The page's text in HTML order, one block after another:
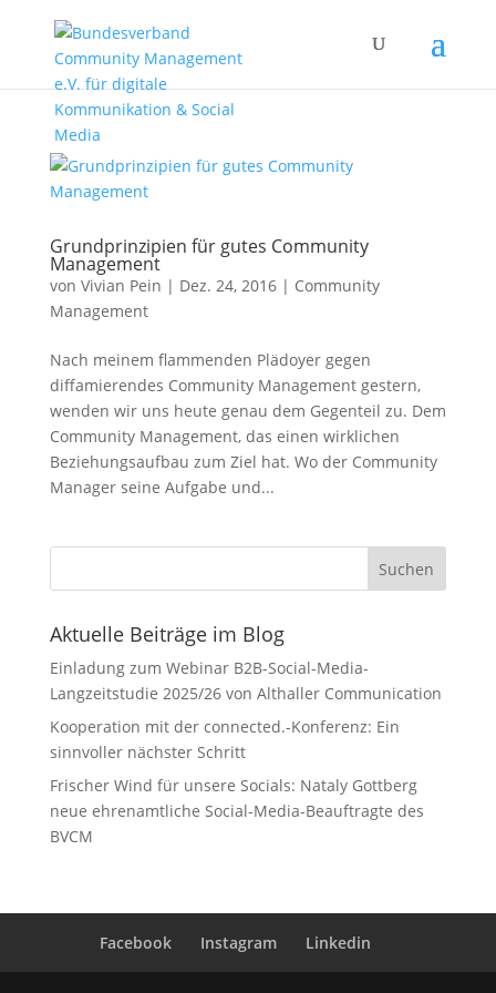
Grundprinzipien für gutes Community
Management
von Vivian Pein | Dez. 24, 2016| Community
Management
Nach meinem flammenden Plädoyer gegen
diffamierendes Community Management gestern,
wenden wir uns heute genau dem Gegenteil zu. Dem
Community Management, das einen wirklichen
Beziehungsaufbau zum Ziel hat. Wo der Community
Manager seine Aufgabe und...
Aktuelle Beiträge im Blog
Einladung zum Webinar B2B-Social-Media-
Langzeitstudie 2025/26 von Althaller Communication
Kooperation mit der connected.-Konferenz: Ein
sinnvoller nächster Schritt
Frischer Wind für unsere Socials: Nataly Gottberg
neue ehrenamtliche Social-Media-Beauftragte des
BVCM
Facebook Instagram Linkedin